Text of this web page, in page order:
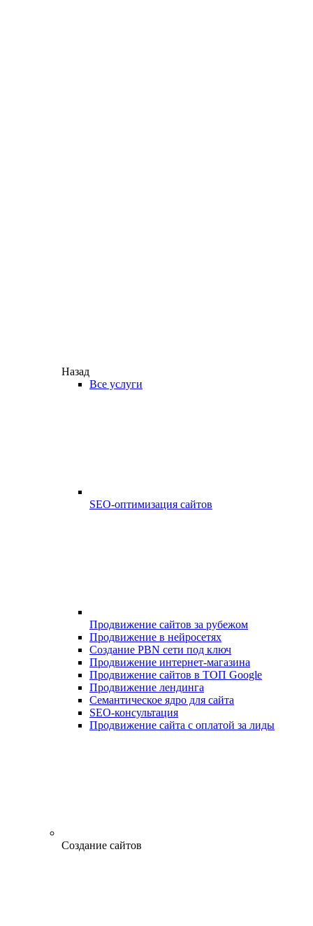
Назад
Все услуги
SEO-оптимизация сайтов
Продвижение сайтов за рубежом
Продвижение в нейросетях
Создание PBN сети под ключ
Продвижение интернет-магазина
Продвижение сайтов в ТОП Google
Продвижение лендинга
Семантическое ядро для сайта
SEO-консультация
Продвижение сайта с оплатой за лиды
Создание сайтов